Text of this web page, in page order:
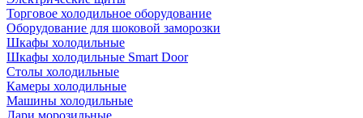
Торговое холодильное оборудование
Оборудование для шоковой заморозки
Шкафы холодильные
Шкафы холодильные Smart Door
Столы холодильные
Камеры холодильные
Машины холодильные
Лари морозильные